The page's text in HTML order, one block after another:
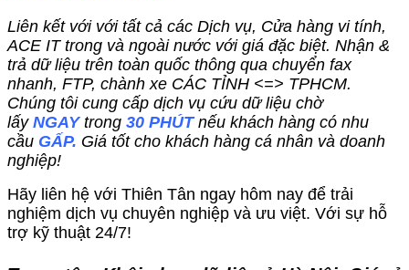
Liên kết với với tất cả các Dịch vụ, Cửa hàng vi tính,
ACE IT trong và ngoài nước với giá đặc biệt. Nhận &
trả dữ liệu trên toàn quốc thông qua chuyển fax
nhanh, FTP, chành xe CÁC TỈNH <=> TPHCM.
Chúng tôi cung cấp dịch vụ cứu dữ liệu chờ
lấy NGAYtrong 30 PHÚTnếu khách hàng có nhu
cầu GẤP. Giá tốt cho khách hàng cá nhân và doanh
nghiệp!
Hãy liên hệ với Thiên Tân ngay hôm nay để trải
nghiệm dịch vụ chuyên nghiệp và ưu việt. Với sự hỗ
trợ kỹ thuật 24/7!